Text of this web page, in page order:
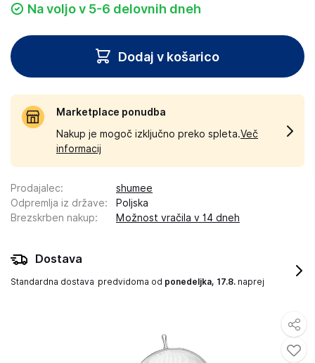
Na voljo v 5-6 delovnih dneh
Dodaj v košarico
Marketplace ponudba
Nakup je mogoč izključno preko spleta.Več
informacij
Prodajalec:
shumee
Odpremlja iz države:
Poljska
Brezskrben nakup: Možnost vračila v 14 dneh
Dostava
Standardna dostava predvidoma od ponedeljka, 17.8. naprej